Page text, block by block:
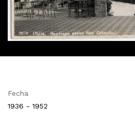
Fecha
1936 - 1952